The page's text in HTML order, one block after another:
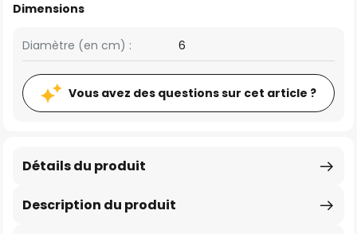
Dimensions
Diamètre (en cm) : 6
Vous avez des questions sur cet article ?
Description du produit
Détails du produit